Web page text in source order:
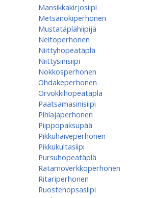
Mansikkakirjosiipi
Metsänokiperhonen
Mustatäplähiipijä
Neitoperhonen
Niittyhopeatäplä
Niittysinisiipi
Nokkosperhonen
Ohdakeperhonen
Orvokkihopeatäplä
Paatsamasinisiipi
Pihlajaperhonen
Piippopaksupää
Pikkuhäiveperhonen
Pikkukultasiipi
Pursuhopeatäplä
Ratamoverkkoperhonen
Ritariperhonen
Ruostenopsasiipi